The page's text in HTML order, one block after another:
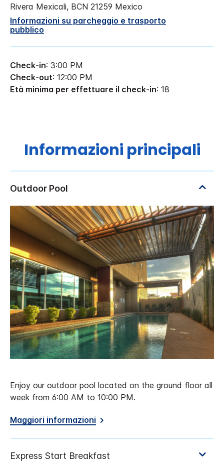
Rivera Mexicali, BCN 21259 Mexico
Informazioni su parcheggio e trasporto
pubblico
Check-in: 3:00 PM
Check-out: 12:00 PM
Età minima per effettuare il check-in: 18
Informazioni principali
Enjoy our outdoor pool located on the ground floor all
week from 6:00 AM to 10:00 PM.
Maggiori informazioni